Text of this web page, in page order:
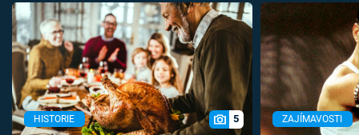
HISTORIE 5 ZAJÍMAVOSTI